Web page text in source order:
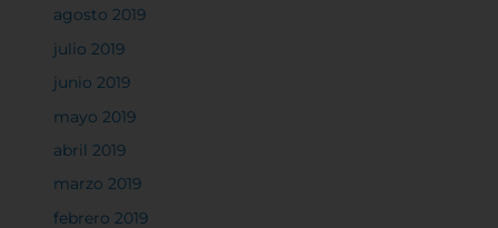
agosto 2019
julio 2019
junio 2019
mayo 2019
abril 2019
marzo 2019
febrero 2019